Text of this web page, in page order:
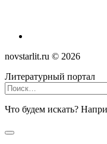
novstarlit.ru © 2026
Литературный портал
Найти:
Что будем искать?